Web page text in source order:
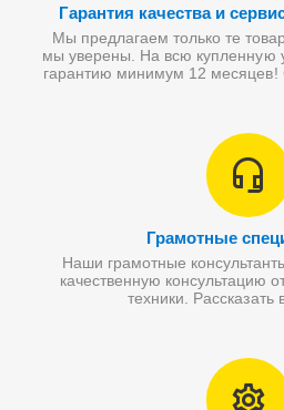
Гарантия качества и
Мы предлагаем только те
мы уверены. На всю купленную
гарантию минимум 12 месяцев!
Грамотные
Наши грамотные
качественную консультацию
техники. Рассказать